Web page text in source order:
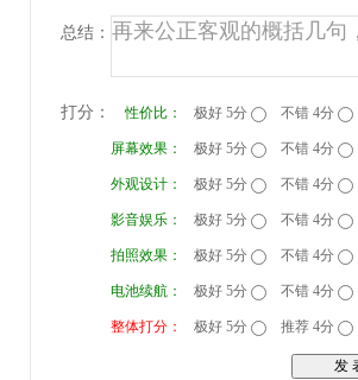
总结：
打分： 性价比： 极好 5分 不错 4分
屏幕效果： 极好 5分 不错 4分
外观设计： 极好 5分 不错 4分
影音娱乐： 极好 5分 不错 4分
拍照效果： 极好 5分 不错 4分
电池续航： 极好 5分 不错 4分
整体打分： 极好 5分 推荐 4分